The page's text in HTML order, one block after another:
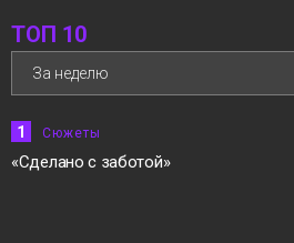
12:15
05 августа
ТОП 10
1 Сюжеты
«Сделано с заботой»